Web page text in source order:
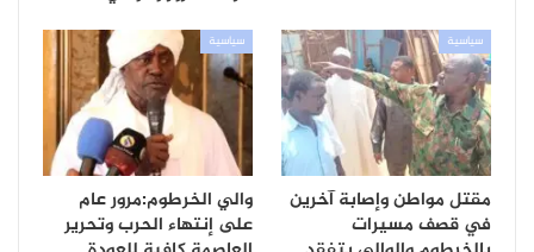
سياسية
مقتل مواطن وإصابة آخرين
في قصف مسيرات
سياسية
والي الخرطوم:مرور عام
على إنتهاء الحرب وتحرير